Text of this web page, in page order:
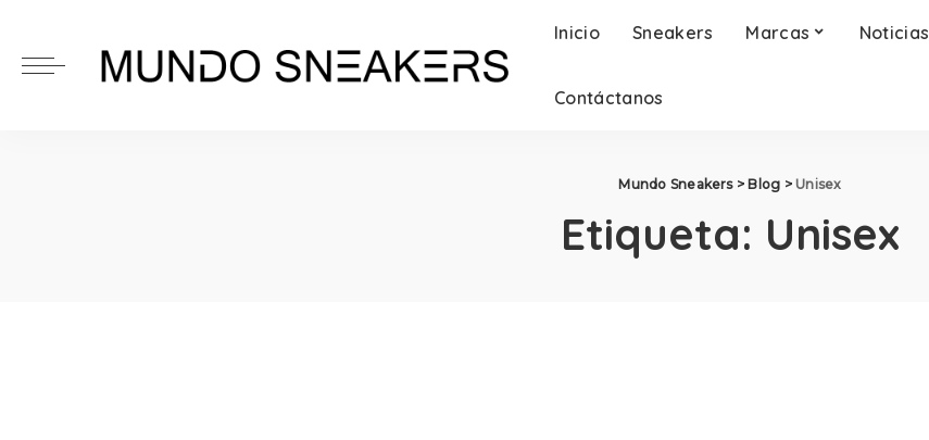
Inicio Sneakers Marcas Noticias
Contáctanos
Mundo Sneakers> Blog >Unisex
Etiqueta: Unisex